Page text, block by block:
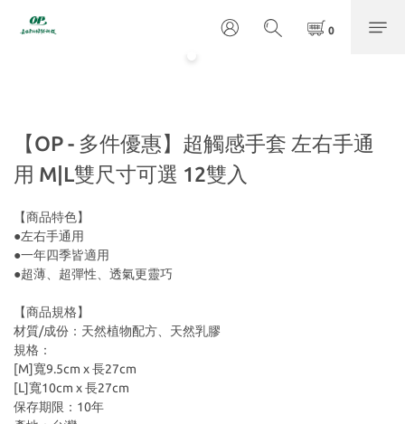
【OP - 多件優惠】超觸感手套 左右手通
用 M|L雙尺寸可選 12雙入
【商品特色】
●左右手通用
●一年四季皆適用
●超薄、超彈性、透氣更靈巧
【商品規格】
材質/成份：天然植物配方、天然乳膠
規格：
[M]寬9.5cm x 長27cm
[L]寬10cm x 長27cm
保存期限：10年